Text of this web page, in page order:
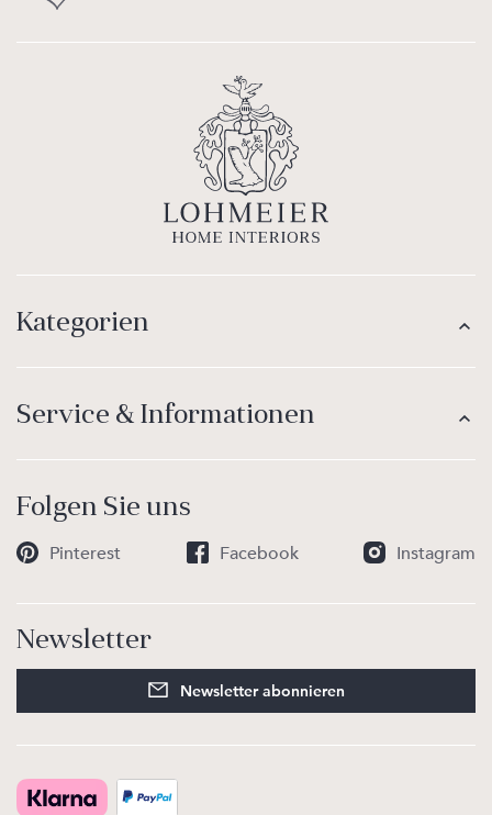
Kategorien
Service & Informationen
Folgen Sie uns
Pinterest Facebook Instagram
Newsletter
Newsletter abonnieren